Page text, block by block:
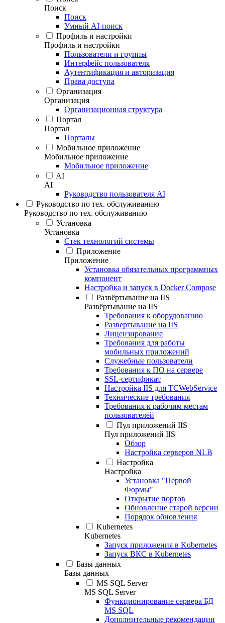
Поиск
Поиск
Умный AI-поиск
Профиль и настройки
Профиль и настройки
Пользователи и группы
Интерфейс пользователя
Аутентификация и авторизация
Права доступа
Организация
Организация
Организационная структура
Портал
Портал
Порталы
Мобильное приложение
Мобильное приложение
Мобильное приложение
AI
AI
Руководство пользователя AI
Руководство по тех. обслуживанию
Руководство по тех. обслуживанию
Установка
Установка
Стек технологий системы
Приложение
Приложение
Установка обязательных программных
компонент
Настройка и запуск в Docker Compose
Развёртывание на IIS
Развёртывание на IIS
Требования к оборудованию
Развертывание на IIS
Лицензирование
Требования для работы
мобильных приложений
Служебные пользователи
Требования к ПО на сервере
SSL-сертификат
Настройка IIS для TCWebService
Технические требования
Требования к рабочим местам
пользователей
Пул приложений IIS
Пул приложений IIS
Обзор
Настройка серверов NLB
Настройка
Настройка
Установка "Первой
Формы"
Открытие портов
Обновление старой версии
Порядок обновления
Kubernetes
Kubernetes
Запуск приложения в Kubernetes
Запуск ВКС в Kubernetes
Базы данных
Базы данных
MS SQL Server
MS SQL Server
Функционирование сервера БД
MS SQL
Дополнительные рекомендации